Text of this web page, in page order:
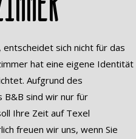
sich nicht für das
hat eine eigene Identität
Aufgrund des
B&B sind wir nur für
Ihre Zeit auf Texel
freuen wir uns, wenn Sie